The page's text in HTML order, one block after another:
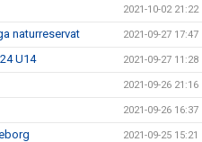
2021-10-02 21:22
naturreservat 2021-09-27 17:47
U14 2021-09-27 11:28
2021-09-26 21:16
2021-09-26 16:37
2021-09-25 15:21